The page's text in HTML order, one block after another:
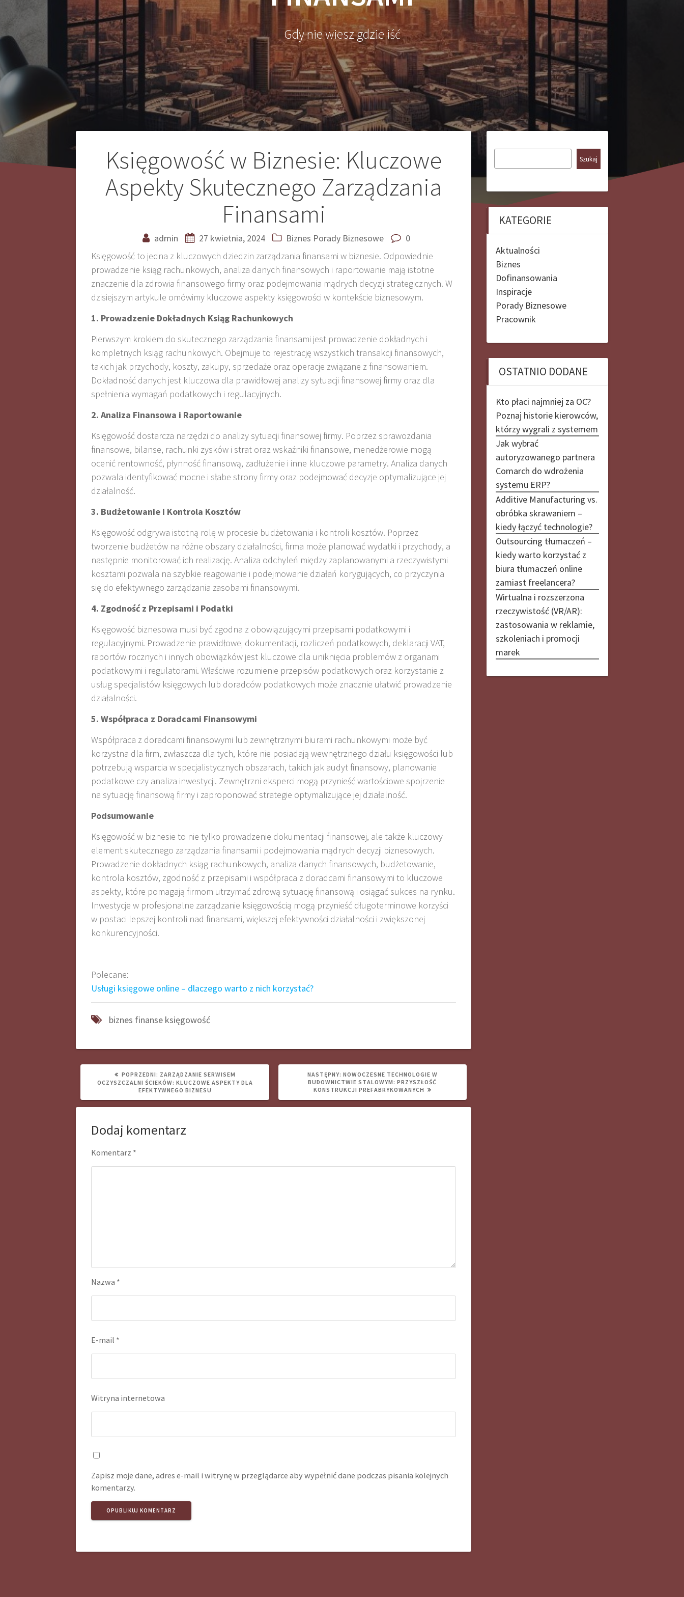
Gdy nie wiesz gdzie iść
Księgowość w Biznesie: Kluczowe
Aspekty Skutecznego Zarządzania
Finansami
admin 27 kwietnia, 2024 Biznes Porady Biznesowe
0
Księgowość to jedna z kluczowych dziedzin zarządzania finansami w biznesie. Odpowiednie
prowadzenie ksiąg rachunkowych, analiza danych finansowych i raportowanie mają istotne
znaczenie dla zdrowia finansowego firmy oraz podejmowania mądrych decyzji strategicznych. W
dzisiejszym artykule omówimy kluczowe aspekty księgowości w kontekście biznesowym.
1. Prowadzenie Dokładnych Ksiąg Rachunkowych
Pierwszym krokiem do skutecznego zarządzania finansami jest prowadzenie dokładnych i
kompletnych ksiąg rachunkowych. Obejmuje to rejestrację wszystkich transakcji finansowych,
takich jak przychody, koszty, zakupy, sprzedaże oraz operacje związane z finansowaniem.
Dokładność danych jest kluczowa dla prawidłowej analizy sytuacji finansowej firmy oraz dla
spełnienia wymagań podatkowych i regulacyjnych.
2. Analiza Finansowa i Raportowanie
Księgowość dostarcza narzędzi do analizy sytuacji finansowej firmy. Poprzez sprawozdania
finansowe, bilanse, rachunki zysków i strat oraz wskaźniki finansowe, menedżerowie mogą
ocenić rentowność, płynność finansową, zadłużenie i inne kluczowe parametry. Analiza danych
pozwala identyfikować mocne i słabe strony firmy oraz podejmować decyzje optymalizujące jej
działalność.
3. Budżetowanie i Kontrola Kosztów
Księgowość odgrywa istotną rolę w procesie budżetowania i kontroli kosztów. Poprzez
tworzenie budżetów na różne obszary działalności, firma może planować wydatki i przychody, a
następnie monitorować ich realizację. Analiza odchyleń między zaplanowanymi a rzeczywistymi
kosztami pozwala na szybkie reagowanie i podejmowanie działań korygujących, co przyczynia
się do efektywnego zarządzania zasobami finansowymi.
4. Zgodność z Przepisami i Podatki
Księgowość biznesowa musi być zgodna z obowiązującymi przepisami podatkowymi i
regulacyjnymi. Prowadzenie prawidłowej dokumentacji, rozliczeń podatkowych, deklaracji VAT,
raportów rocznych i innych obowiązków jest kluczowe dla uniknięcia problemów z organami
podatkowymi i regulatorami. Właściwe rozumienie przepisów podatkowych oraz korzystanie z
usług specjalistów księgowych lub doradców podatkowych może znacznie ułatwić prowadzenie
działalności.
5. Współpraca z Doradcami Finansowymi
Współpraca z doradcami finansowymi lub zewnętrznymi biurami rachunkowymi może być
korzystna dla firm, zwłaszcza dla tych, które nie posiadają wewnętrznego działu księgowości lub
potrzebują wsparcia w specjalistycznych obszarach, takich jak audyt finansowy, planowanie
podatkowe czy analiza inwestycji. Zewnętrzni eksperci mogą przynieść wartościowe spojrzenie
na sytuację finansową firmy i zaproponować strategie optymalizujące jej działalność.
Podsumowanie
Księgowość w biznesie to nie tylko prowadzenie dokumentacji finansowej, ale także kluczowy
element skutecznego zarządzania finansami i podejmowania mądrych decyzji biznesowych.
Prowadzenie dokładnych ksiąg rachunkowych, analiza danych finansowych, budżetowanie,
kontrola kosztów, zgodność z przepisami i współpraca z doradcami finansowymi to kluczowe
aspekty, które pomagają firmom utrzymać zdrową sytuację finansową i osiągać sukces na rynku.
Inwestycje w profesjonalne zarządzanie księgowością mogą przynieść długoterminowe korzyści
w postaci lepszej kontroli nad finansami, większej efektywności działalności i zwiększonej
konkurencyjności.
Polecane:
Usługi księgowe online – dlaczego warto z nich korzystać?
biznes finanse księgowość
Nawigacja
wpisu
POPRZEDNI: POPRZEDNI
WPIS:
ZARZĄDZANIE SERWISEM
OCZYSZCZALNI ŚCIEKÓW: KLUCZOWE ASPEKTY DLA
EFEKTYWNEGO BIZNESU
NASTĘPNY: NASTĘPNY
WPIS:
NOWOCZESNE TECHNOLOGIE W
BUDOWNICTWIE STALOWYM: PRZYSZŁOŚĆ
KONSTRUKCJI PREFABRYKOWANYCH
Dodaj komentarz
Komentarz *
Nazwa *
E-mail *
Witryna internetowa
Zapisz moje dane, adres e-mail i witrynę w przeglądarce aby wypełnić dane podczas pisania kolejnych
komentarzy.
Szukaj
KATEGORIE
Aktualności
Biznes
Dofinansowania
Inspiracje
Porady Biznesowe
Pracownik
OSTATNIO DODANE
Kto płaci najmniej za OC?
Poznaj historie kierowców,
którzy wygrali z systemem
Jak wybrać
autoryzowanego partnera
Comarch do wdrożenia
systemu ERP?
Additive Manufacturing vs.
obróbka skrawaniem –
kiedy łączyć technologie?
Outsourcing tłumaczeń –
kiedy warto korzystać z
biura tłumaczeń online
zamiast freelancera?
Wirtualna i rozszerzona
rzeczywistość (VR/AR):
zastosowania w reklamie,
szkoleniach i promocji
marek